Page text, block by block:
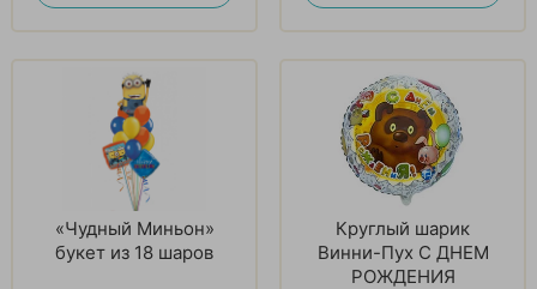
«Чудный Миньон»
букет из 18 шаров
Круглый шарик
Винни-Пух С ДНЕМ
РОЖДЕНИЯ